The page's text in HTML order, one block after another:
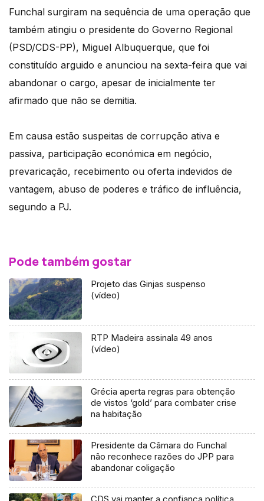
Funchal surgiram na sequência de uma operação que
também atingiu o presidente do Governo Regional
(PSD/CDS-PP), Miguel Albuquerque, que foi
constituído arguido e anunciou na sexta-feira que vai
abandonar o cargo, apesar de inicialmente ter
afirmado que não se demitia.
Em causa estão suspeitas de corrupção ativa e
passiva, participação económica em negócio,
prevaricação, recebimento ou oferta indevidos de
vantagem, abuso de poderes e tráfico de influência,
segundo a PJ.
Pode também gostar
Projeto das Ginjas suspenso
(vídeo)
RTP Madeira assinala 49 anos
(vídeo)
Grécia aperta regras para obtenção
de vistos ‘gold’ para combater crise
na habitação
Presidente da Câmara do Funchal
não reconhece razões do JPP para
abandonar coligação